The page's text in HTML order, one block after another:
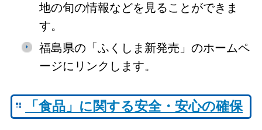
地の旬の情報などを見ることができま
す。
福島県の「ふくしま新発売」のホームペ
ージにリンクします。
「食品」に関する安全・安心の確保